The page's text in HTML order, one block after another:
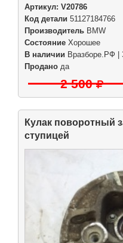
Артикул: V20786
Код детали 51127184766
Производитель BMW
Состояние Хорошее
В наличии Вразборе.РФ |
Продано да
2 500
Кулак поворотный
ступицей